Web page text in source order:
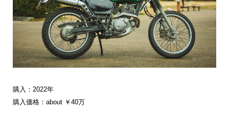
購入：2022年
購入価格：about ￥40万